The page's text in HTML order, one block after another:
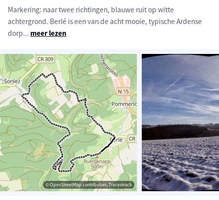
Markering: naar twee richtingen, blauwe ruit op witte
achtergrond. Berlé is een van de acht mooie, typische Ardense
dorp... meer lezen
© OpenStreetMap contributors, Tracestrack